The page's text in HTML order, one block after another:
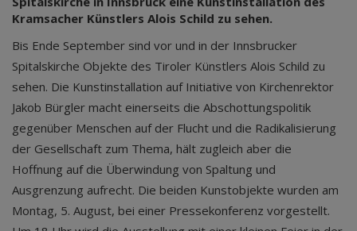
Kramsacher Künstlers Alois Schild zu sehen.
Bis Ende September sind vor und in der Innsbrucker
Spitalskirche Objekte des Tiroler Künstlers Alois Schild zu
sehen. Die Kunstinstallation auf Initiative von Kirchenrektor
Jakob Bürgler macht einerseits die Abschottungspolitik
gegenüber Menschen auf der Flucht und die Radikalisierung
der Gesellschaft zum Thema, hält zugleich aber die
Hoffnung auf die Überwindung von Spaltung und
Ausgrenzung aufrecht. Die beiden Kunstobjekte wurden am
Montag, 5. August, bei einer Pressekonferenz vorgestellt.